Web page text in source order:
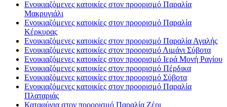
Ενοικιαζόμενες κατοικίες στον προορισμό Παραλία
Μακρυγιάλι
Ενοικιαζόμενες κατοικίες στον προορισμό Παραλία
Κέρκυρας
Ενοικιαζόμενες κατοικίες στον προορισμό Παραλία Αγαλής
Ενοικιαζόμενες κατοικίες στον προορισμό Λιμάνι Σύβοτα
Ενοικιαζόμενες κατοικίες στον προορισμό Ιερά Μονή Ραγίου
Ενοικιαζόμενες κατοικίες στον προορισμό Πέρδικα
Ενοικιαζόμενες κατοικίες στον προορισμό Σύβοτα
Ενοικιαζόμενες κατοικίες στον προορισμό Παραλία
Πλαταριάς
Καταφύγια στον προορισμό Παραλία Ζέρι